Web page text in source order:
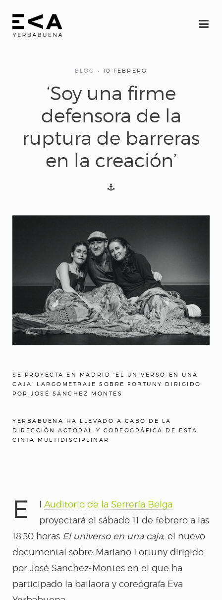
INICIO
Eva
BLOG 10 FEBRERO
‘Soy una firme
defensora de la
ruptura de barreras
en la creación’
SE PROYECTA EN MADRID ‘EL UNIVERSO EN UNA
CAJA’ LARGOMETRAJE SOBRE FORTUNY DIRIGIDO
POR JOSÉ SÁNCHEZ MONTES
YERBABUENA HA LLEVADO A CABO DE LA
DIRECCIÓN ACTORAL Y COREOGRÁFICA DE ESTA
CINTA MULTIDISCIPLINAR
E lAuditorio de la Serrería Belga
proyectará el sábado 11 de febrero a las
18.30 horas El universo en una caja, el nuevo
documental sobre Mariano Fortuny dirigido
por José Sanchez-Montes en el que ha
participado la bailaora y coreógrafa Eva